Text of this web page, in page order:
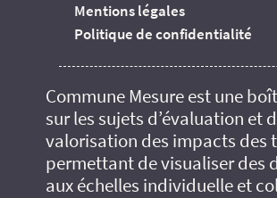
Mentions légales
Politique de confidentialité
Commune Mesure est une
sur les sujets d’évaluation et
valorisation des impacts des
permettant de visualiser des
aux échelles individuelle et